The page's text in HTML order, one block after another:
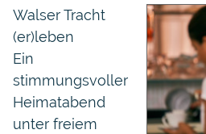
Walser Tracht
(er)leben
Ein
stimmungsvoller
Heimatabend
unter freiem